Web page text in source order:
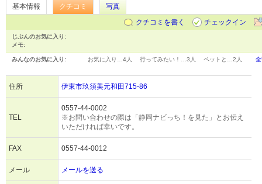
基本情報 クチコミ
写真
クチコミを書く
チェックイン
じぶんのお気に入り:
メモ:
みんなのお気に入り: お気に入り… 4人 行ってみたい！… 3人 ペットと… 2人
住所 伊東市玖須美元和田715-86
TEL
0557-44-0002
※お問い合わせの際は「静岡ナビっち！を見た」とお伝え
いただければ幸いです。
FAX 0557-44-0012
メール メールを送る